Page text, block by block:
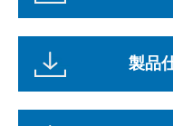
製品